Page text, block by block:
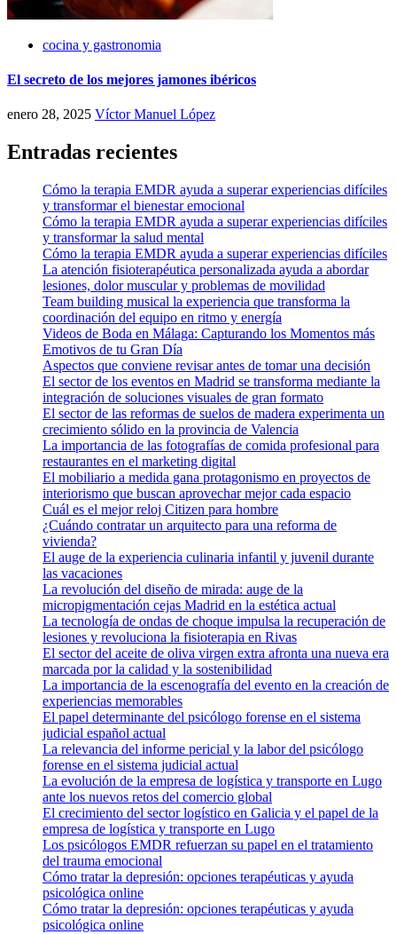
cocina y gastronomia
El secreto de los mejores jamones ibéricos
enero 28, 2025 Víctor Manuel López
Entradas recientes
Cómo la terapia EMDR ayuda a superar experiencias difíciles
y transformar el bienestar emocional
Cómo la terapia EMDR ayuda a superar experiencias difíciles
y transformar la salud mental
Cómo la terapia EMDR ayuda a superar experiencias difíciles
La atención fisioterapéutica personalizada ayuda a abordar
lesiones, dolor muscular y problemas de movilidad
Team building musical la experiencia que transforma la
coordinación del equipo en ritmo y energía
Videos de Boda en Málaga: Capturando los Momentos más
Emotivos de tu Gran Día
Aspectos que conviene revisar antes de tomar una decisión
El sector de los eventos en Madrid se transforma mediante la
integración de soluciones visuales de gran formato
El sector de las reformas de suelos de madera experimenta un
crecimiento sólido en la provincia de Valencia
La importancia de las fotografías de comida profesional para
restaurantes en el marketing digital
El mobiliario a medida gana protagonismo en proyectos de
interiorismo que buscan aprovechar mejor cada espacio
Cuál es el mejor reloj Citizen para hombre
¿Cuándo contratar un arquitecto para una reforma de
vivienda?
El auge de la experiencia culinaria infantil y juvenil durante
las vacaciones
La revolución del diseño de mirada: auge de la
micropigmentación cejas Madrid en la estética actual
La tecnología de ondas de choque impulsa la recuperación de
lesiones y revoluciona la fisioterapia en Rivas
El sector del aceite de oliva virgen extra afronta una nueva era
marcada por la calidad y la sostenibilidad
La importancia de la escenografía del evento en la creación de
experiencias memorables
El papel determinante del psicólogo forense en el sistema
judicial español actual
La relevancia del informe pericial y la labor del psicólogo
forense en el sistema judicial actual
La evolución de la empresa de logística y transporte en Lugo
ante los nuevos retos del comercio global
El crecimiento del sector logístico en Galicia y el papel de la
empresa de logística y transporte en Lugo
Los psicólogos EMDR refuerzan su papel en el tratamiento
del trauma emocional
Cómo tratar la depresión: opciones terapéuticas y ayuda
psicológica online
Cómo tratar la depresión: opciones terapéuticas y ayuda
psicológica online